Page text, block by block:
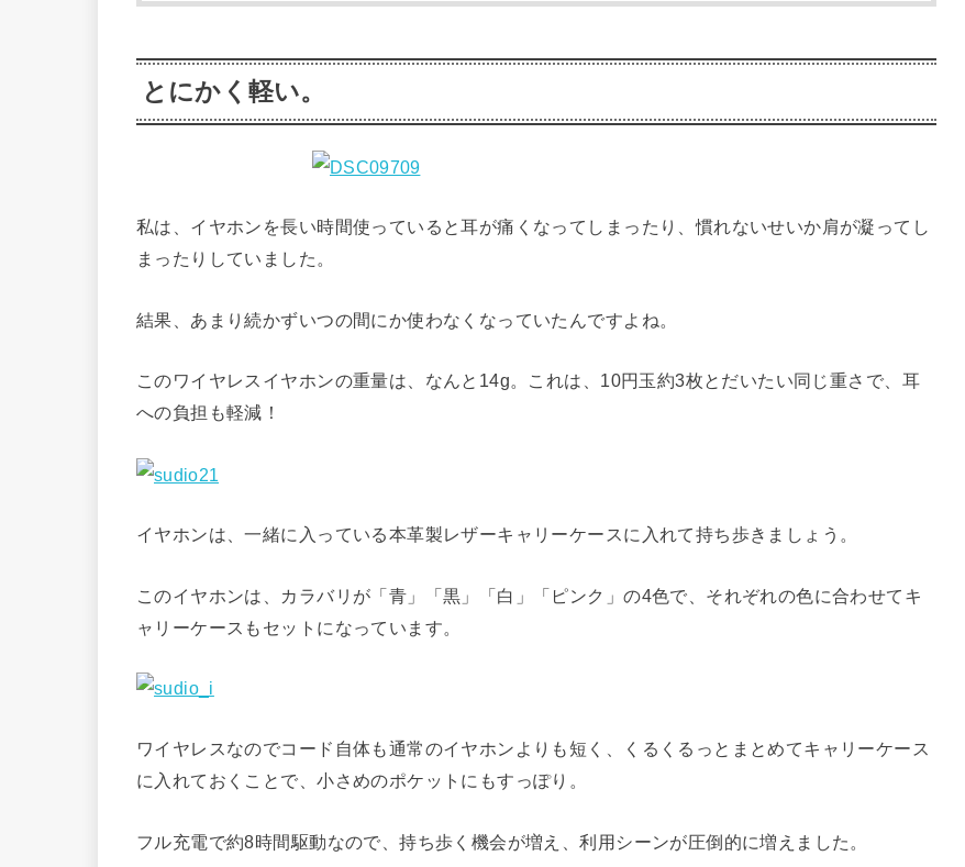
とにかく軽い。
私は、イヤホンを長い時間使っていると耳が痛くなってしまったり、慣れないせいか肩が凝ってし
まったりしていました。
結果、あまり続かずいつの間にか使わなくなっていたんですよね。
このワイヤレスイヤホンの重量は、なんと14g。これは、10円玉約3枚とだいたい同じ重さで、耳
への負担も軽減！
イヤホンは、一緒に入っている本革製レザーキャリーケースに入れて持ち歩きましょう。
このイヤホンは、カラバリが「青」「黒」「白」「ピンク」の4色で、それぞれの色に合わせてキ
ャリーケースもセットになっています。
ワイヤレスなのでコード自体も通常のイヤホンよりも短く、くるくるっとまとめてキャリーケース
に入れておくことで、小さめのポケットにもすっぽり。
フル充電で約8時間駆動なので、持ち歩く機会が増え、利用シーンが圧倒的に増えました。